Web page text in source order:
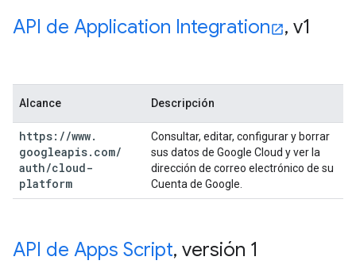
API de Application Integration , v1
Alcance Descripción
https: //www.
googleapis. com/
auth/cloud-
platform
Consultar, editar, configurar y borrar
sus datos de Google Cloud y ver la
dirección de correo electrónico de su
Cuenta de Google.
API de Apps Script, versión 1